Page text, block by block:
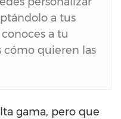
a tus
a tu
cómo quieren las
gama, pero que